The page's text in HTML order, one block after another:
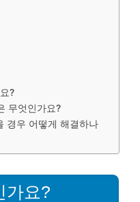
?
무엇인가요?
경우 어떻게 해결하나
가요?